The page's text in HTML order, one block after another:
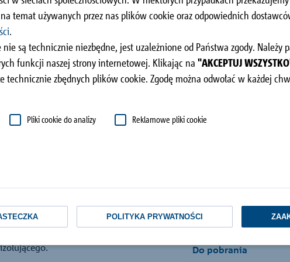
temat używanych przez nas plików cookie oraz odpowiednich
.
są technicznie niezbędne, jest uzależnione od Państwa zgody. Należy
funkcji naszej strony internetowej. Klikając na "AKCEPTUJ
technicznie zbędnych plików cookie. Zgodę można odwołać w każdej
Pliki cookie do analizy Reklamowe pliki cookie
POLITYKA PRYWATNOŚCI
dachu
siły
siły
siły
Zawartość
Zalety
Do pobrania